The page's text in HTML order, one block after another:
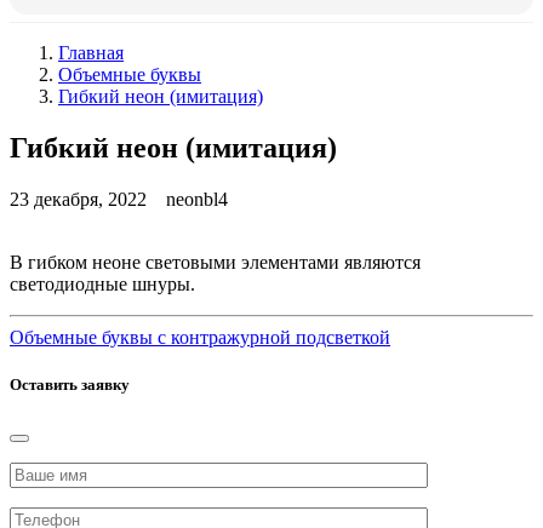
Главная
Объемные буквы
Гибкий неон (имитация)
Гибкий неон (имитация)
23 декабря, 2022 neonbl4
В гибком неоне световыми элементами являются
светодиодные шнуры.
Объемные буквы с контражурной подсветкой
Оставить заявку